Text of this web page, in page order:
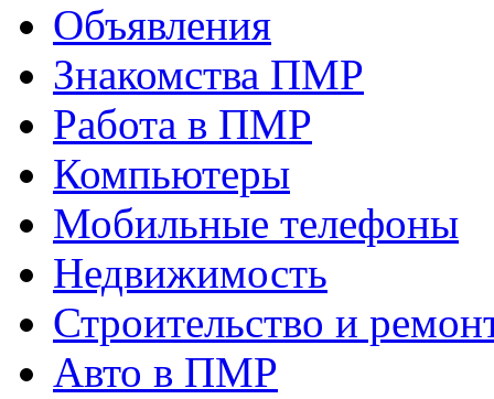
Объявления
Знакомства ПМР
Работа в ПМР
Компьютеры
Мобильные телефоны
Недвижимость
Строительство и
Авто в ПМР